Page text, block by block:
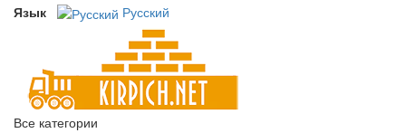
Язык Русский
Все категории